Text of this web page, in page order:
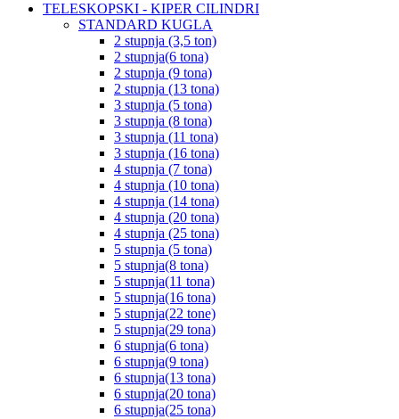
TELESKOPSKI - KIPER CILINDRI
STANDARD KUGLA
2 stupnja (3,5 ton)
2 stupnja(6 tona)
2 stupnja (9 tona)
2 stupnja (13 tona)
3 stupnja (5 tona)
3 stupnja (8 tona)
3 stupnja (11 tona)
3 stupnja (16 tona)
4 stupnja (7 tona)
4 stupnja (10 tona)
4 stupnja (14 tona)
4 stupnja (20 tona)
4 stupnja (25 tona)
5 stupnja (5 tona)
5 stupnja(8 tona)
5 stupnja(11 tona)
5 stupnja(16 tona)
5 stupnja(22 tone)
5 stupnja(29 tona)
6 stupnja(6 tona)
6 stupnja(9 tona)
6 stupnja(13 tona)
6 stupnja(20 tona)
6 stupnja(25 tona)